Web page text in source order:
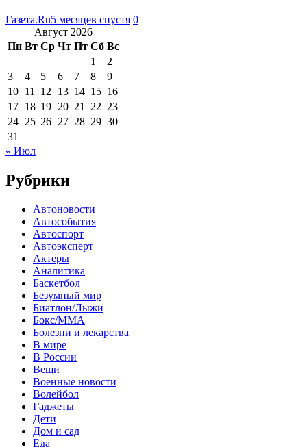
Газета.Ru5 месяцев спустя 0
Август 2026
Пн Вт Ср Чт Пт Сб Вс
1
2
3
4 5 6 7 8
9
10 11 12 13 14 15 16
17 18 19 20 21 22 23
24 25 26 27 28 29 30
31
« Июл
Рубрики
Автоновости
Автособытия
Автоспорт
Автоэксперт
Актеры
Аналитика
Баскетбол
Безумный мир
Биатлон/Лыжи
Бокс/MMA
Болезни и лекарства
В мире
В России
Вещи
Военные новости
Волейбол
Гаджеты
Дети
Дом и сад
Еда